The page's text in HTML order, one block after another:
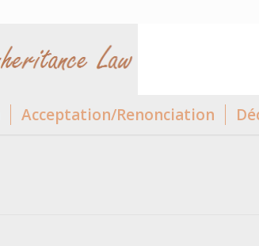
Acceptation/Renonciation